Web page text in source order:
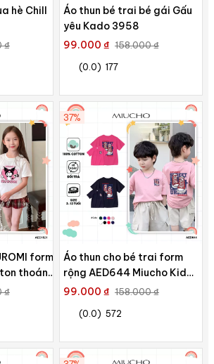
hè Chill
₫
Áo thun bé trai bé gái Gấu
yêu Kado 3958
99.000 ₫ 158.000 ₫
(0.0) 177
form
thoáng
Kid in
₫
37%
Áo thun cho bé trai form
rộng AED644 Miucho Kid
100% vải cotton thoáng mát
99.000 ₫ 158.000 ₫
(0.0) 572